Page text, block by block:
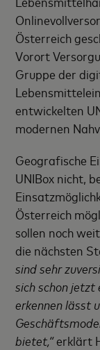
Österreich
Vorort
Gruppe der
entwickelten
modernen
Geografische
UNIBox nicht,
Österreich
sollen noch
die nächsten
sind sehr
sich schon jetzt
erkennen lässt
bietet,“erklärt